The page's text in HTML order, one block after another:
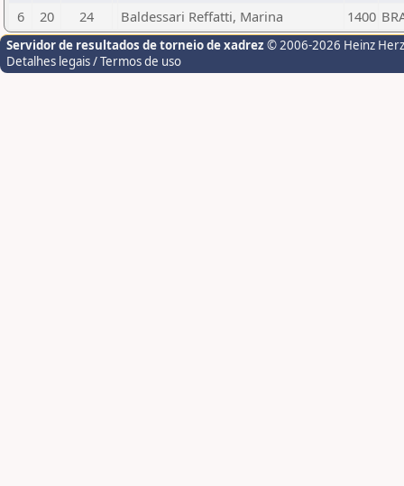
6
20 24 Baldessari Reffatti, Marina 1400
Servidor de resultados de torneio de xadrez © 2006-2026 Heinz
Detalhes legais / Termos de uso